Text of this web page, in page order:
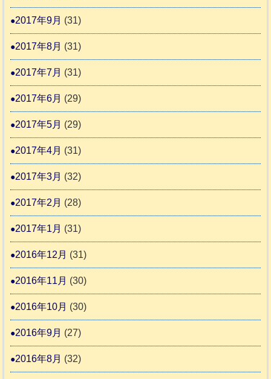
2017年9月 (31)
2017年8月 (31)
2017年7月 (31)
2017年6月 (29)
2017年5月 (29)
2017年4月 (31)
2017年3月 (32)
2017年2月 (28)
2017年1月 (31)
2016年12月 (31)
2016年11月 (30)
2016年10月 (30)
2016年9月 (27)
2016年8月 (32)